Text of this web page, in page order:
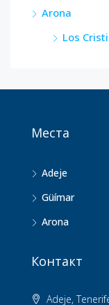
Arona
Los
Места
Adeje
Güímar
Arona
Контакт
Adeje,